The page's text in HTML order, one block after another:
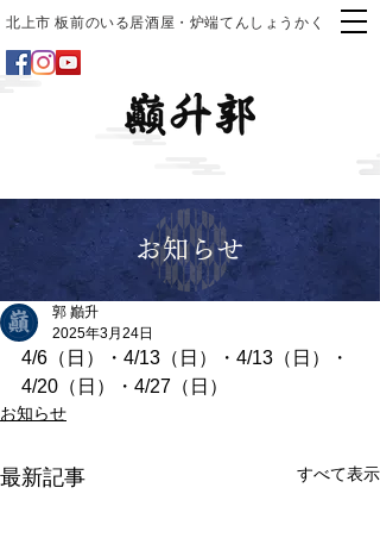
北上市 板前のいる居酒屋・炉端てんしょうかく
お知らせ
郭 巓升
2025年3月24日
4/6（日）・4/13（日）・4/13（日）・
4/20（日）・4/27（日）
お知らせ
最新記事 すべて表示